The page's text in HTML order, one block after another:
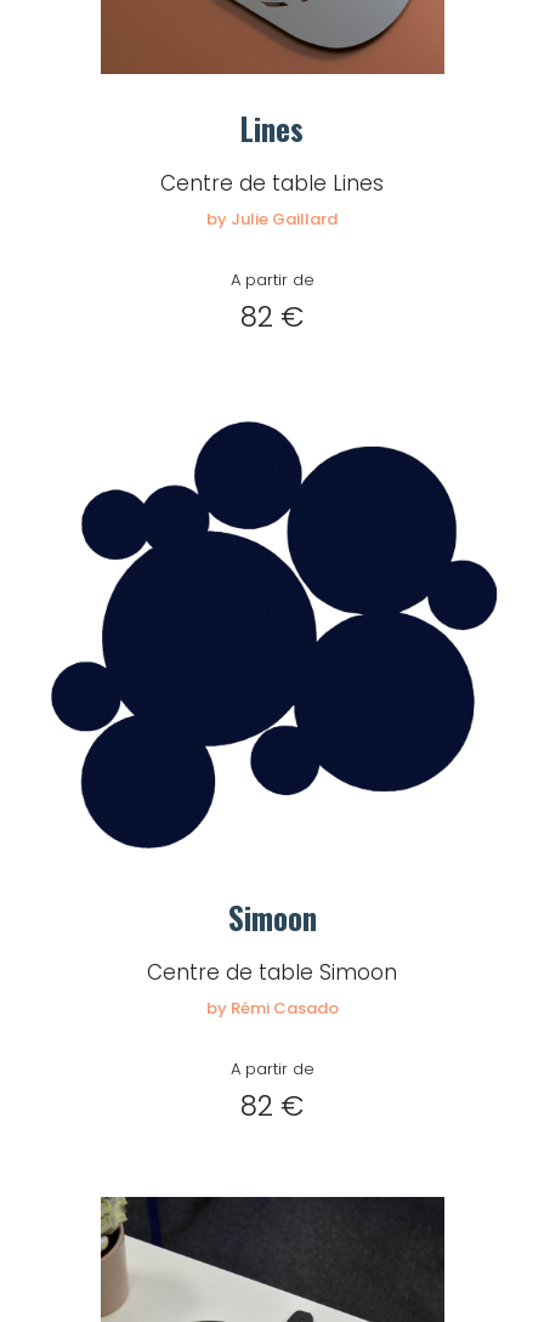
Lines
Centre de table Lines
by Julie Gaillard
A partir de
82 €
Simoon
Centre de table Simoon
by Rémi Casado
A partir de
82 €